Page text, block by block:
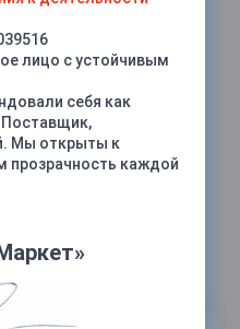
СЦЛ-01 / СЦЛ-00
лицо с устойчивым
себя как
Мы открыты к
прозрачность каждой